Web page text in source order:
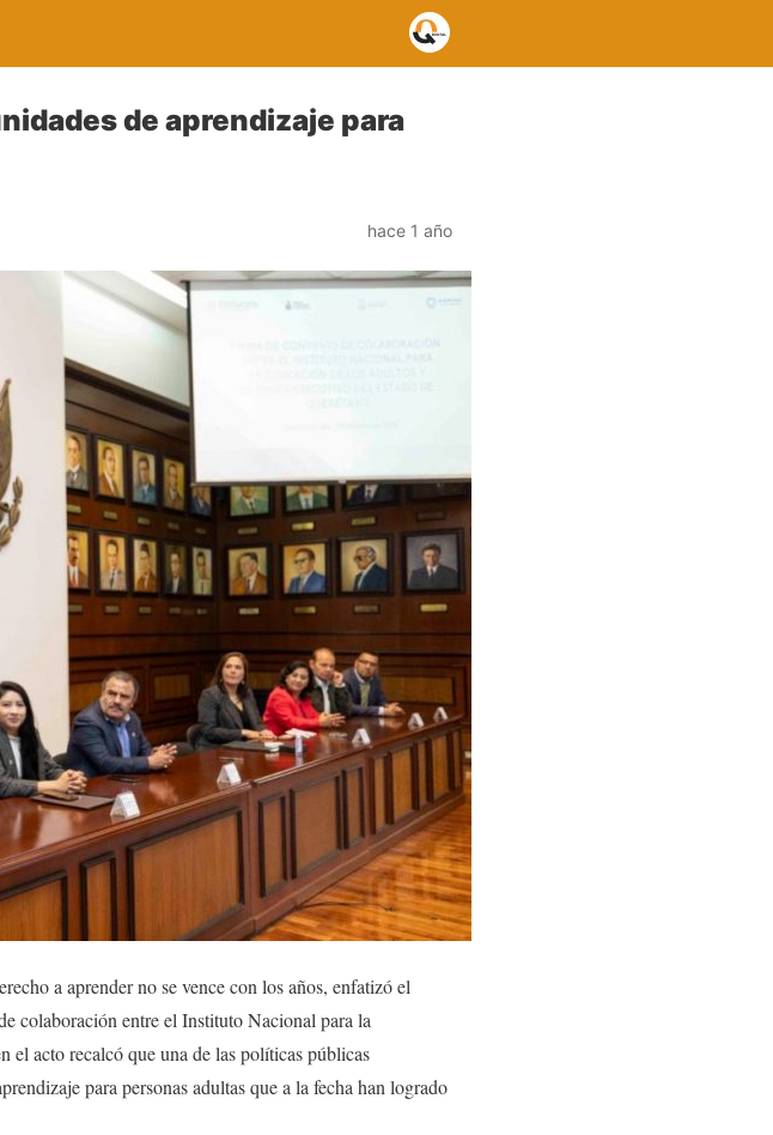
de aprendizaje para
hace 1 año
a aprender no se vence con los años, enfatizó el
colaboración entre el Instituto Nacional para la
acto recalcó que una de las políticas públicas
para personas adultas que a la fecha han logrado